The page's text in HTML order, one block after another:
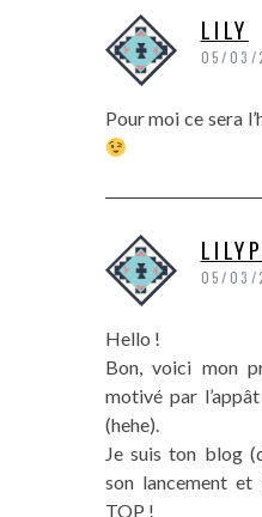
LILY
05/03/
Pour moi ce sera
05/03/
Hello !
Bon, voici mon
motivé par
(hehe).
Je suis ton blog
son lancement
TOP !